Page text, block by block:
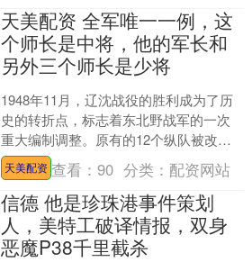
天美配资 全军唯一一例，这
个师长是中将，他的军长和
另外三个师长是少将
1948年11月，辽沈战役的胜利成为了历
史的转折点，标志着东北野战军的一次
重大编制调整。原有的12个纵队被改编
为12个军，每个军都采用了四个师的完
整编制。而其中....
天美配资 查看：90 分类： 配资网站
信德 他是珍珠港事件策划
人，美特工破译情报，双身
恶魔P38千里截杀